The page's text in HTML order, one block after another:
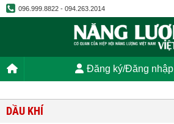
096.999.8822 - 094.263.2014
Đăng ký/Đăng nhập
DẦU KHÍ